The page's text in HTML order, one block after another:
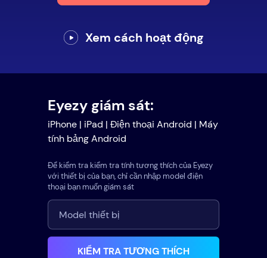
Xem cách hoạt động
Eyezy giám sát:
iPhone | iPad | Điện thoại Android | Máy
tính bảng Android
Để kiểm tra kiểm tra tính tương thích của Eyezy
với thiết bị của bạn, chỉ cần nhập model điện
thoại bạn muốn giám sát
KIỂM TRA TƯƠNG THÍCH